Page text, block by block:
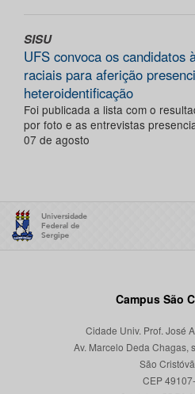
SISU
UFS convoca os candidatos
raciais para aferição
heteroidentificação
Foi publicada a lista com o
por foto e as entrevistas
07 de agosto
Campus São
Cidade Univ. Prof. José
Av. Marcelo Deda Chagas,
São
CEP